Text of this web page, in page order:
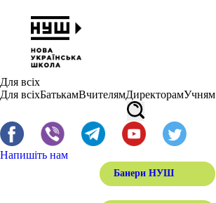
Для всіх
Для всіхБатькамВчителямДиректорамУчням
Напишіть нам
Банери НУШ